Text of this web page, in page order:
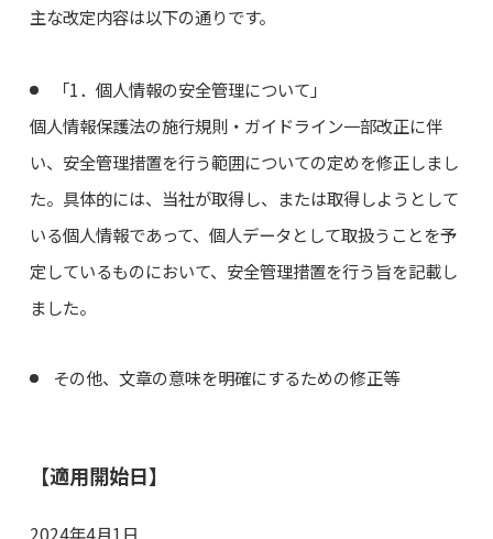
主な改定内容は以下の通りです。
「1．個人情報の安全管理について」
個人情報保護法の施行規則・ガイドライン一部改正に伴
い、安全管理措置を行う範囲についての定めを修正しまし
た。具体的には、当社が取得し、または取得しようとして
いる個人情報であって、個人データとして取扱うことを予
定しているものにおいて、安全管理措置を行う旨を記載し
ました。
その他、文章の意味を明確にするための修正等
【適用開始日】
2024年4月1日